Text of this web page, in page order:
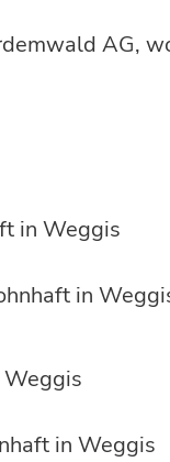
AG,
in Weggis
in
in Weggis